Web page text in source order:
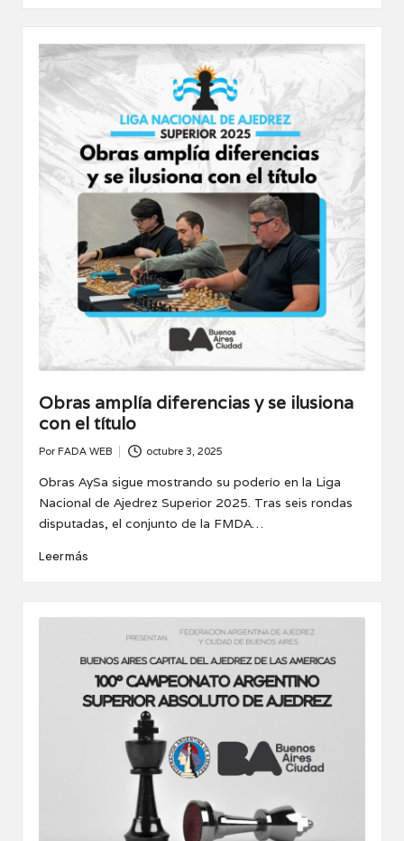
Obras amplía diferencias y se ilusiona
con el título
por
Por FADA WEB octubre 3, 2025
Obras AySa sigue mostrando su poderío en la Liga
Nacional de Ajedrez Superior 2025. Tras seis rondas
disputadas, el conjunto de la FMDA…
Leer más